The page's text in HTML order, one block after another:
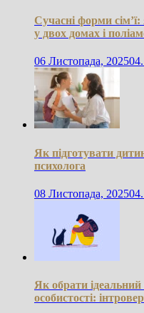
Сучасні форми
у двох домах і
06 Листопада, 2025
Як підготувати
психолога
08 Листопада, 2025
Як обрати
особистості: